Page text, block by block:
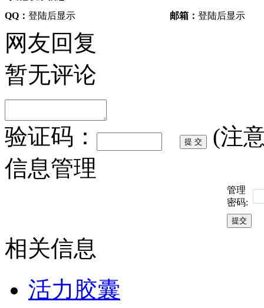
QQ： 登陆后显示 邮箱： 登陆后显示
网友回复
暂无评论
验证码：
(注
信息管理
管理
密码:
相关信息
活力胶囊